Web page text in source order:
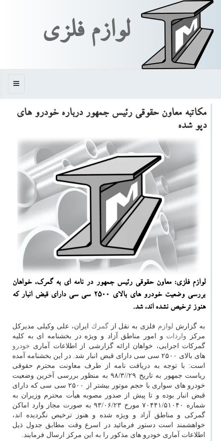
لوازم فلزی
منو
مكاتبه معاون حقوقی رئیس جمهور درباره خودرو های
دپو شده
لوازم فلزی: معاون حقوقی رئیس جمهور در نامه ای به گمرك، خواهان
بررسی وضعیت خودرو های بالای 2500 سی سی دارای قبض انبار كه
هنوز ترخیص نشده اند، شد.
به گزارش لوازم فلزی به نقل ازگمرك ایران، علی وكیلی مدیركل
مركز واردات و امور مناطق آزاد و ویژه در بخشنامه ای به كلیه
گمركات اجرایی، خواهان ارائه گزارشی از اطلاعات آماری خودرو
های بالای ۲۵۰۰ سی سی دارای قبض انبار شد. در این بخشنامه آمده
است: با توجه به دریافت نامه از طرف معاونت محترم حقوقی
ریاست جمهور به تاریخ ۲۹/‏/۳/‏۹۸‬ به منظور بررسی آخرین وضعیت
خودرو های سواری با حجم موتور بیشتر از ۲۵۰۰ سی سی كه دارای
قبض انبار بوده و تا پیش از صدور مصوبه هیأت محترم وزیران به
شماره ۵۱۰۴۰/‏۷۰۴۴۱‬ مورخ ۲۳/‏۰۶/‏۹۳‬ به صورت مجاز وارد اماكن
گمركی و مناطق آزاد و ویژه شده و هنوز ترخیص نگردیده اند،
خواهشمند است دستور فرمائید در اسرع وقت مطابق جدول ذیل
اطلاعات آماری خودرو های مذكور را به این مركز ارسال فرمایند.